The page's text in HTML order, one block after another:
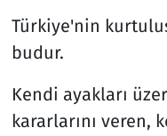
Türkiye'nin
budur.
Kendi ayakları
kararlarını veren,